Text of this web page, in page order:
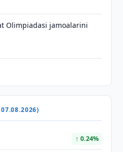
Olimpiadasi jamoalarini
↑ 0.24%